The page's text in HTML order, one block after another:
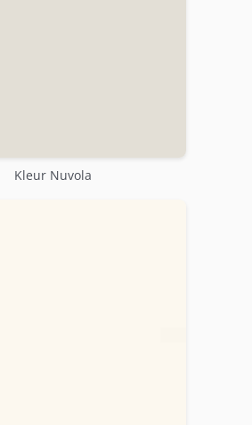
Kleur Nuvola